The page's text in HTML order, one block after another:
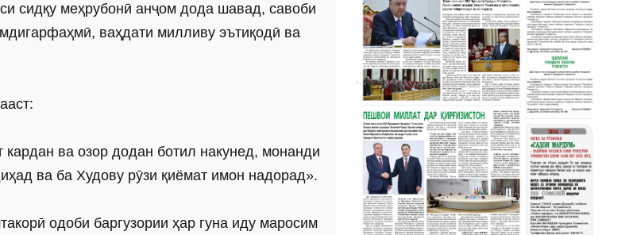
сидқу меҳрубонӣ анҷом дода шавад, савоби
ваҳдати милливу эътиқодӣ ва
ва озор додан ботил накунед, монанди
ва ба Худову рӯзи қиёмат имон надорад».
одоби баргузории ҳар гуна иду маросим